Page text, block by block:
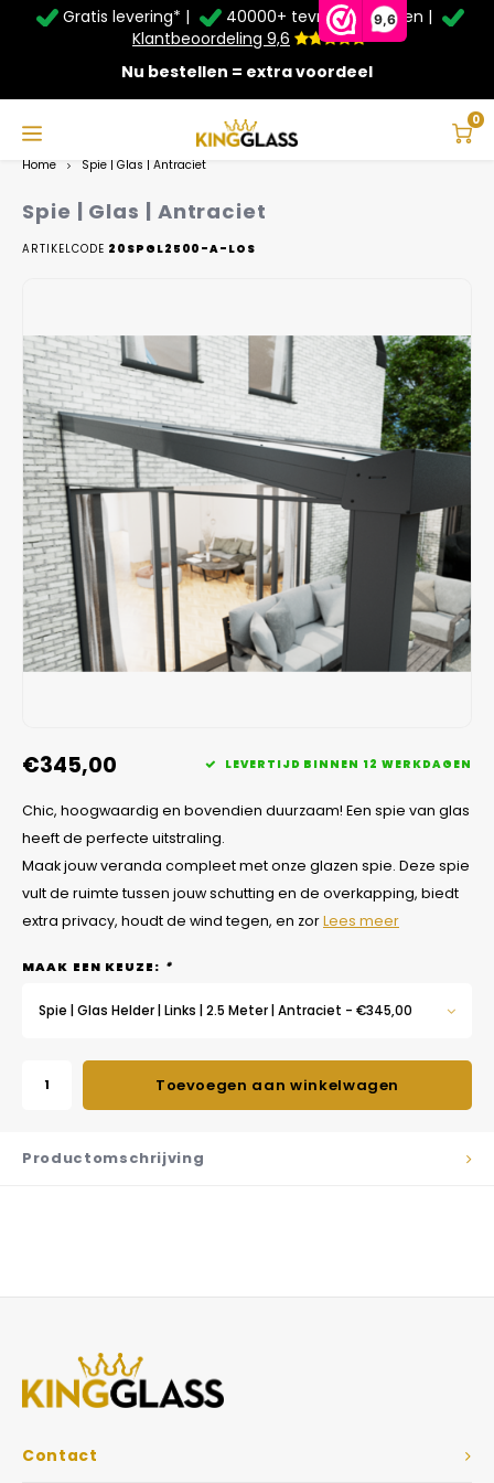
9,6
Service & Contact
Montage
Betaalmethoden
Garantie
Veelgestelde vragen
Taal
Nederlands
Gratis levering* |
40000+ tevreden klanten |
Klantbeoordeling 9,6
Nu bestellen = extra voordeel
0
Zomer Deals: Tot 20% kortingop schuifwanden en
veranda's +€20extra kassa korting*
Home Spie | Glas | Antraciet
Spie | Glas | Antraciet
ARTIKELCODE 20SPGL2500-A-LOS
€345,00 LEVERTIJD BINNEN 12 WERKDAGEN
Chic, hoogwaardig en bovendien duurzaam! Een spie van glas
heeft de perfecte uitstraling.
Maak jouw veranda compleet met onze glazen spie. Deze spie
vult de ruimte tussen jouw schutting en de overkapping, biedt
extra privacy, houdt de wind tegen, en zorLees meer
MAAK EEN KEUZE: *
Spie | Glas Helder | Links | 2.5 Meter | Antraciet - €345,00
Toevoegen aan winkelwagen
Productomschrijving
Contact